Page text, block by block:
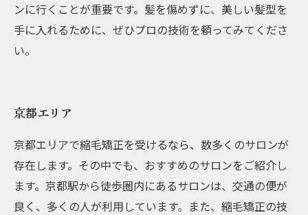
ンに行くことが重要です。髪を傷めずに、美しい髪型を
手に入れるために、ぜひプロの技術を頼ってみてくださ
い。
京都エリア
京都エリアで縮毛矯正を受けるなら、数多くのサロンが
存在します。その中でも、おすすめのサロンをご紹介し
ます。京都駅から徒歩圏内にあるサロンは、交通の便が
良く、多くの人が利用しています。また、縮毛矯正の技